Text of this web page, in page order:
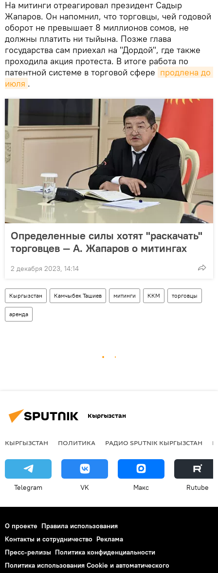
На митинги отреагировал президент Садыр
Жапаров. Он напомнил, что торговцы, чей годовой
оборот не превышает 8 миллионов сомов, не
должны платить ни тыйына. Позже глава
государства сам приехал на "Дордой", где также
проходила акция протеста. В итоге работа по
патентной системе в торговой сфере продлена до
июля .
Определенные силы хотят "раскачать"
торговцев — А. Жапаров о митингах
2 декабря 2023, 14:14
Кыргызстан Камчыбек Ташиев митинги ККМ торговцы
аренда
Кыргызстан
КЫРГЫЗСТАН ПОЛИТИКА РАДИО SPUTNIK КЫРГЫЗСТАН
Telegram VK Макс Rutube
О проекте Правила использования
Контакты и сотрудничество Реклама
Пресс-релизы Политика конфиденциальности
Политика использования Cookie и автоматического